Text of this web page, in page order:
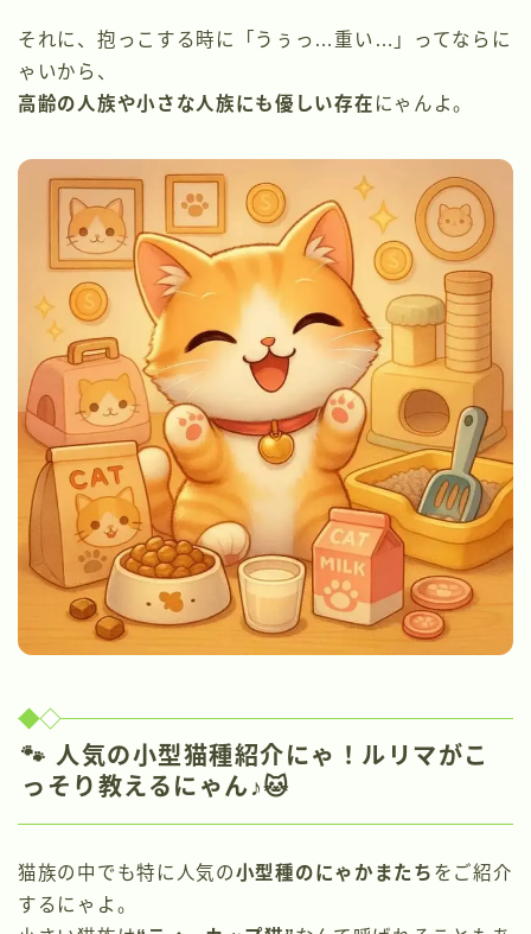
それに、抱っこする時に「うぅっ…重い…」ってならに
ゃいから、
高齢の人族や小さな人族にも優しい存在 にゃんよ。
🐾 人気の小型猫種紹介にゃ！ルリマがこ
っそり教えるにゃん♪🐱
猫族の中でも特に人気の小型種のにゃかまたち をご紹介
するにゃよ。